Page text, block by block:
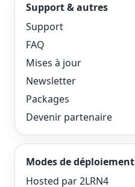
Support & autres
Support
FAQ
Mises à jour
Newsletter
Packages
Devenir partenaire
Modes de déploiement
Hosted par 2LRN4